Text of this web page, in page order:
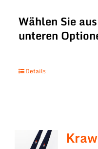
Wählen Sie
unteren
Details